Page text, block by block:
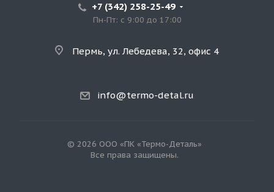
+7 (342) 258-25-49
Пн-Пт: с 9:00 до 17:00
Пермь, ул. Лебедева, 32, офис 4
info@termo-detal.ru
© 2026 ООО «ПК «Термо-Деталь»
Все права защищены.